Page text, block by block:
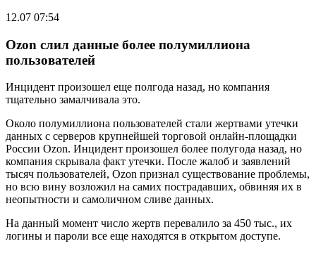
12.07 07:54
Ozon слил данные более полумиллиона
пользователей
Инцидент произошел еще полгода назад, но компания
тщательно замалчивала это.
Около полумиллиона пользователей стали жертвами утечки
данных с серверов крупнейшей торговой онлайн-площадки
России Ozon. Инцидент произошел более полугода назад, но
компания скрывала факт утечки. После жалоб и заявлений
тысяч пользователей, Ozon признал существование проблемы,
но всю вину возложил на самих пострадавших, обвиняя их в
неопытности и самоличном сливе данных.
На данный момент число жертв перевалило за 450 тыс., их
логины и пароли все еще находятся в открытом доступе.